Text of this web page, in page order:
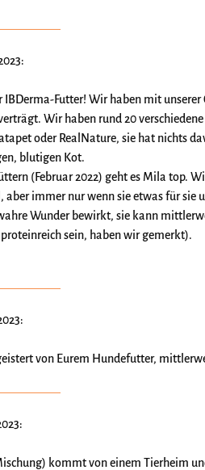
Futter! Wir haben mit
Wir haben rund 20
oder RealNature, sie hat nichts
blutigen Kot.
(Februar 2022) geht es Mila top.
aber immer nur wenn sie etwas für sie
Wunder bewirkt, sie kann
sein, haben wir gemerkt).
von Eurem Hundefutter,
kommt von einem Tierheim